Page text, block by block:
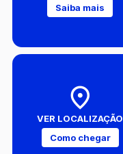
Saiba mais
VER LOCALIZAÇÃO
Como chegar